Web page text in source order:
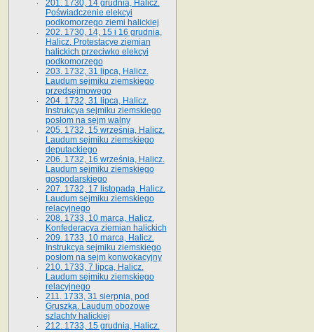
201. 1730, 14 grudnia, Halicz.
Poświadczenie elekcyi
podkomorzego ziemi halickiej
202. 1730, 14, 15 i 16 grudnia,
Halicz. Protestacye ziemian
halickich przeciwko elekcyi
podkomorzego
203. 1732, 31 lipca, Halicz.
Laudum sejmiku ziemskiego
przedsejmowego
204. 1732, 31 lipca, Halicz.
Instrukcya sejmiku ziemskiego
posłom na sejm walny
205. 1732, 15 września, Halicz.
Laudum sejmiku ziemskiego
deputackiego
206. 1732, 16 września, Halicz.
Laudum sejmiku ziemskiego
gospodarskiego
207. 1732, 17 listopada, Halicz.
Laudum sejmiku ziemskiego
relacyjnego
208. 1733, 10 marca, Halicz.
Konfederacya ziemian halickich­
209. 1733, 10 marca, Halicz.
Instrukcya sejmiku ziemskiego
posłom na sejm konwokacyjny
210. 1733, 7 lipca, Halicz.
Laudum sejmiku ziemskiego
relacyjnego
211. 1733, 31 sierpnia, pod
Gruszką. Laudum obozowe
szlachty halickiej
212. 1733, 15 grudnia, Halicz.